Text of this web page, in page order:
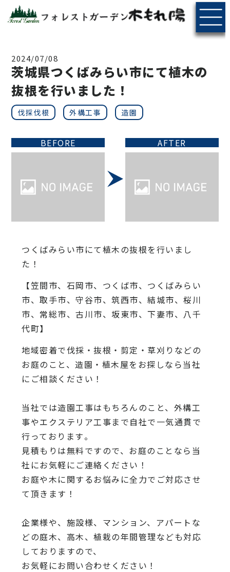
2024/07/08
茨城県つくばみらい市にて植木の
抜根を行いました！
伐採伐根 外構工事 造園
BEFORE AFTER
つくばみらい市にて植木の抜根を行いまし
た！
【笠間市、石岡市、つくば市、つくばみらい
市、取手市、守谷市、筑西市、結城市、桜川
市、常総市、古川市、坂東市、下妻市、八千
代町】
地域密着で伐採・抜根・剪定・草刈りなどの
お庭のこと、造園・ 植木屋をお探しなら当社
にご相談ください！
当社では造園工事はもちろんのこと、 外構工
事やエクステリア工事まで自社で一気通貫で
行っております。
見積もりは無料ですので、 お庭のことなら当
社にお気軽にご連絡ください！
お庭や木に関するお悩みに全力でご対応させ
て頂きます！
企業様や、施設様、マンション、アパートな
どの庭木、高木、植栽の年間管理なども対応
しておりますので、
お気軽にお問い合わせください！